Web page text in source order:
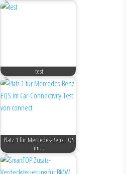
test
Platz 1 für Mercedes-Benz EQS
im…